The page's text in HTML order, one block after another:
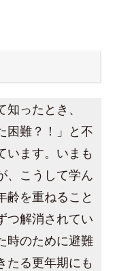
ったとき、
困難？！」と不
います。いまも
、こうして学ん
齢を重ねること
つ解消されてい
時のために避難
たる更年期にも